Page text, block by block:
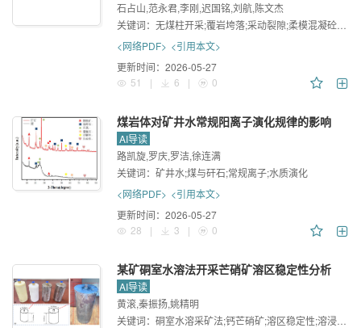
石占山,范永君,李刚,迟国铭,刘航,陈文杰
关键词： 无煤柱开采;覆岩垮落;采动裂隙;柔模混凝砼墙;相似材料模拟
<网络PDF> <引用本文>
更新时间： 2026-05-27
51
| 6 | 0
煤岩体对矿井水常规阳离子演化规律的影响
AI导读
路凯旋,罗庆,罗洁,徐连满
关键词： 矿井水;煤与矸石;常规离子;水质演化
<网络PDF> <引用本文>
更新时间： 2026-05-27
28
| 3 | 0
某矿硐室水溶法开采芒硝矿溶区稳定性分析
AI导读
黄滚,秦振扬,姚精明
关键词： 硐室水溶采矿法;钙芒硝矿;溶区稳定性;溶浸实验;数值模拟